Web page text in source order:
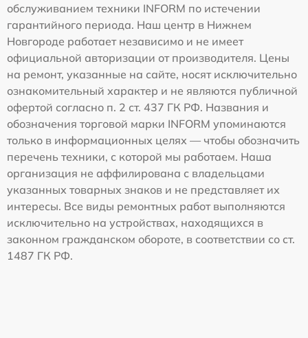
обслуживанием техники INFORM по истечении
гарантийного периода. Наш центр в Нижнем
Новгороде работает независимо и не имеет
официальной авторизации от производителя. Цены
на ремонт, указанные на сайте, носят исключительно
ознакомительный характер и не являются публичной
офертой согласно п. 2 ст. 437 ГК РФ. Названия и
обозначения торговой марки INFORM упоминаются
только в информационных целях — чтобы обозначить
перечень техники, с которой мы работаем. Наша
организация не аффилирована с владельцами
указанных товарных знаков и не представляет их
интересы. Все виды ремонтных работ выполняются
исключительно на устройствах, находящихся в
законном гражданском обороте, в соответствии со ст.
1487 ГК РФ.